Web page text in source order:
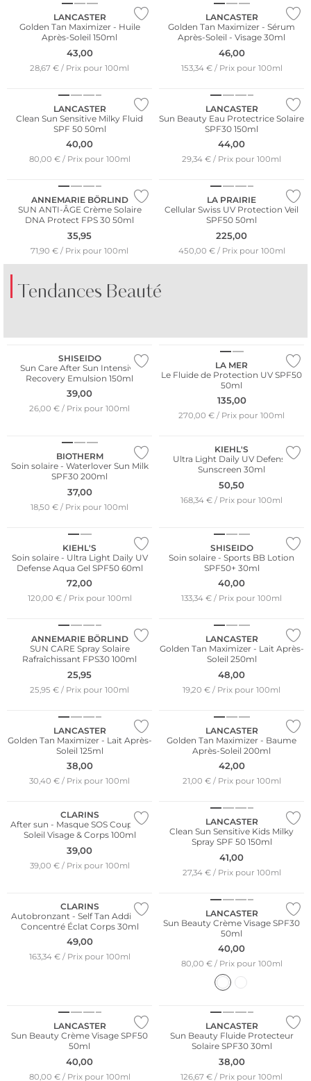
LANCASTER
Golden Tan Maximizer - Huile
Après-Soleil 150ml
43,00
28,67 € / Prix pour 100ml
LANCASTER
Golden Tan Maximizer - Sérum
Après-Soleil - Visage 30ml
46,00
153,34 € / Prix pour 100ml
LANCASTER
Clean Sun Sensitive Milky Fluid
SPF 50 50ml
40,00
80,00 € / Prix pour 100ml
LANCASTER
Sun Beauty Eau Protectrice Solaire
SPF30 150ml
44,00
29,34 € / Prix pour 100ml
ANNEMARIE BÖRLIND
SUN ANTI-ÂGE Crème Solaire
DNA Protect FPS 30 50ml
35,95
71,90 € / Prix pour 100ml
LA PRAIRIE
Cellular Swiss UV Protection Veil
SPF50 50ml
225,00
450,00 € / Prix pour 100ml
Tendances Beauté
D'AGRUMES
FRAIS
SHISEIDO
Sun Care After Sun Intensive
Recovery Emulsion 150ml
39,00
26,00 € / Prix pour 100ml
LA MER
Le Fluide de Protection UV SPF50
50ml
135,00
270,00 € / Prix pour 100ml
BIOTHERM
Soin solaire - Waterlover Sun Milk
SPF30 200ml
37,00
18,50 € / Prix pour 100ml
KIEHL'S
Ultra Light Daily UV Defense
Sunscreen 30ml
50,50
168,34 € / Prix pour 100ml
KIEHL'S
Soin solaire - Ultra Light Daily UV
Defense Aqua Gel SPF50 60ml
72,00
120,00 € / Prix pour 100ml
SHISEIDO
Soin solaire - Sports BB Lotion
SPF50+ 30ml
40,00
133,34 € / Prix pour 100ml
ANNEMARIE BÖRLIND
SUN CARE Spray Solaire
Rafraîchissant FPS30 100ml
25,95
25,95 € / Prix pour 100ml
LANCASTER
Golden Tan Maximizer - Lait Après-
Soleil 250ml
48,00
19,20 € / Prix pour 100ml
LANCASTER
Golden Tan Maximizer - Lait Après-
Soleil 125ml
38,00
30,40 € / Prix pour 100ml
LANCASTER
Golden Tan Maximizer - Baume
Après-Soleil 200ml
42,00
21,00 € / Prix pour 100ml
CLARINS
After sun - Masque SOS Coups de
Soleil Visage & Corps 100ml
39,00
39,00 € / Prix pour 100ml
LANCASTER
Clean Sun Sensitive Kids Milky
Spray SPF 50 150ml
41,00
27,34 € / Prix pour 100ml
CLARINS
Autobronzant - Self Tan Addition
Concentré Éclat Corps 30ml
49,00
163,34 € / Prix pour 100ml
LANCASTER
Sun Beauty Crème Visage SPF30
50ml
40,00
80,00 € / Prix pour 100ml
LANCASTER
Sun Beauty Crème Visage SPF50
50ml
40,00
80,00 € / Prix pour 100ml
LANCASTER
Sun Beauty Fluide Protecteur
Solaire SPF30 30ml
38,00
126,67 € / Prix pour 100ml